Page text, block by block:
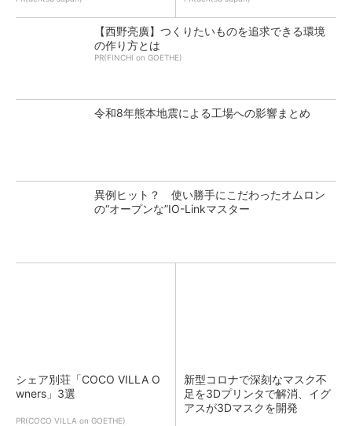
【西野亮廣】つくりたいものを追求できる環境
の作り方とは
PR(FINCHI on GOETHE)
令和8年熊本地震による工場への影響まとめ
異例ヒット？ 使い勝手にこだわったオムロン
の“オープンな”IO-Linkマスター
シェア別荘「COCO VILLA O
wners」3選
PR(COCO VILLA on GOETHE)
新型コロナで深刻なマスク不
足を3Dプリンタで解消、イグ
アスが3Dマスクを開発